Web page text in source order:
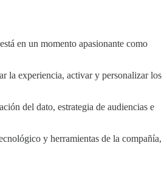
en un momento apasionante como
la experiencia, activar y personalizar los
del dato, estrategia de audiencias e
y herramientas de la compañía,